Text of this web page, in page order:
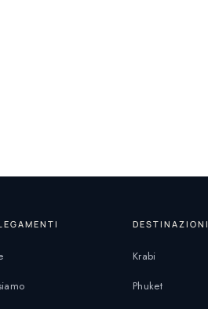
DESTINAZIONI
Krabi
Phuket